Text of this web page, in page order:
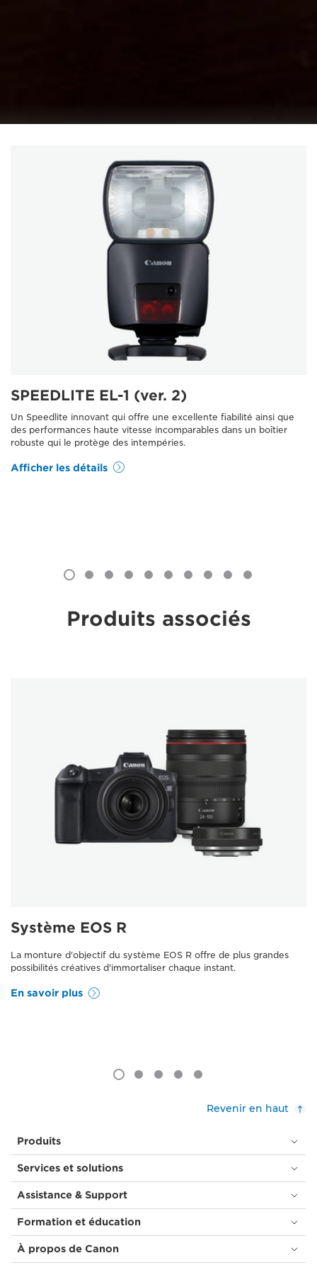
SPEEDLITE EL-1 (ver. 2)
Un Speedlite innovant qui offre une excellente fiabilité ainsi que
des performances haute vitesse incomparables dans un boîtier
robuste qui le protège des intempéries.
Afficher les détails
Produits associés
Système EOS R
La monture d'objectif du système EOS R offre de plus grandes
possibilités créatives d'immortaliser chaque instant.
En savoir plus
Revenir en haut
Produits
Services et solutions
Assistance & Support
Formation et éducation
À propos de Canon